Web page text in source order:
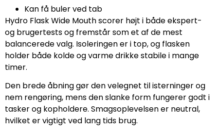
Kan få buler ved tab
Hydro Flask Wide Mouth scorer højt i både ekspert-
og brugertests og fremstår som et af de mest
balancerede valg. Isoleringen er i top, og flasken
holder både kolde og varme drikke stabile i mange
timer.
Den brede åbning gør den velegnet til isterninger og
nem rengøring, mens den slanke form fungerer godt i
tasker og kopholdere. Smagsoplevelsen er neutral,
hvilket er vigtigt ved lang tids brug.